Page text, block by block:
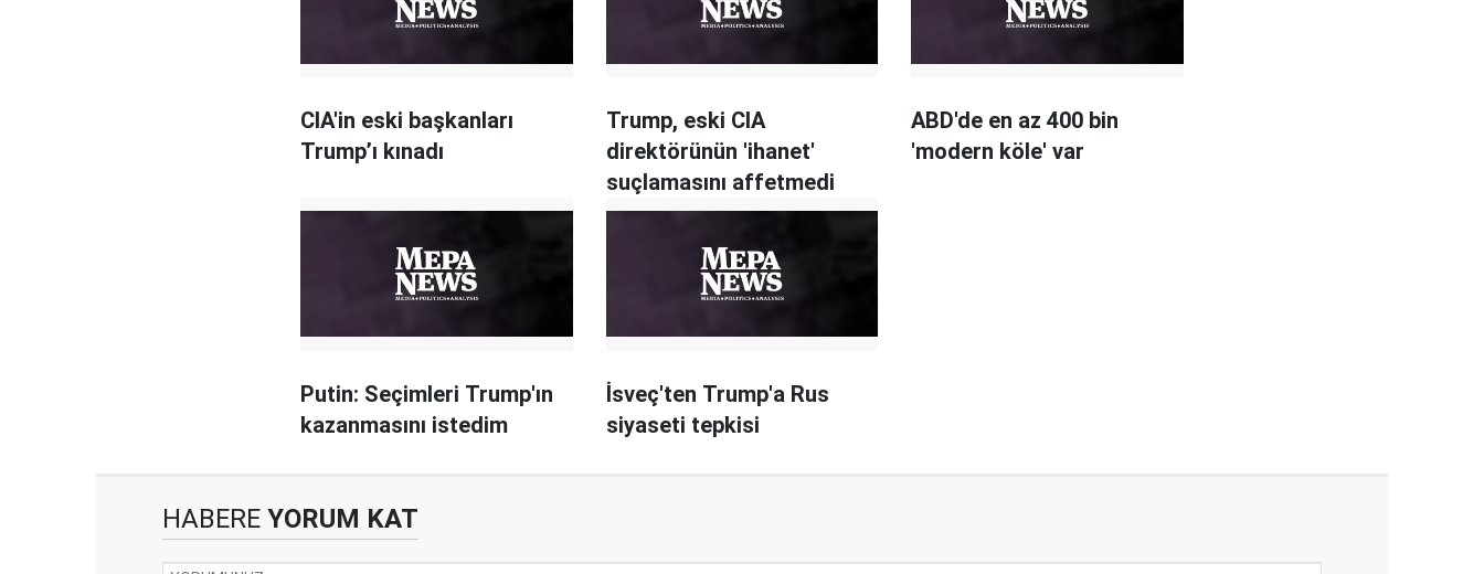
CIA'in eski başkanları
Trump’ı kınadı
Trump, eski CIA
direktörünün 'ihanet'
suçlamasını affetmedi
ABD'de en az 400 bin
'modern köle' var
Putin: Seçimleri Trump'ın
kazanmasını istedim
İsveç'ten Trump'a Rus
siyaseti tepkisi
HABERE YORUM KAT